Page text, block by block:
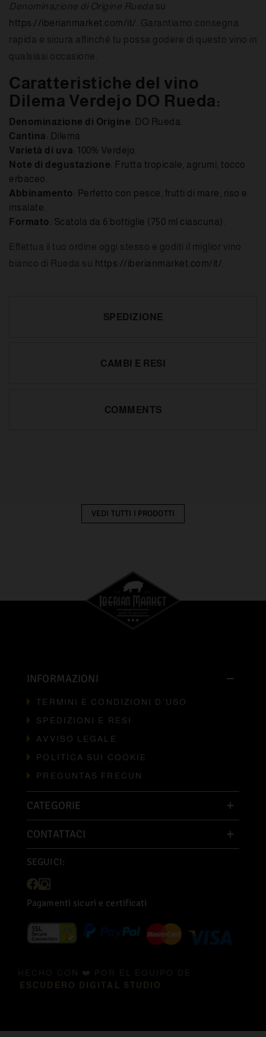
Denominazione di Origine Rueda su
https://iberianmarket.com/it/ . Garantiamo consegna
rapida e sicura affinché tu possa godere di questo vino in
qualsiasi occasione.
Caratteristiche del vino
Dilema Verdejo DO Rueda:
Denominazione di Origine: DO Rueda.
Cantina: Dilema.
Varietà di uva: 100% Verdejo.
Note di degustazione: Frutta tropicale, agrumi, tocco
erbaceo.
Abbinamento: Perfetto con pesce, frutti di mare, riso e
insalate.
Formato: Scatola da 6 bottiglie (750 ml ciascuna).
Effettua il tuo ordine oggi stesso e goditi il miglior vino
bianco di Rueda su https://iberianmarket.com/it/
SPEDIZIONE
CAMBI E RESI
COMMENTS
VEDI TUTTI I PRODOTTI
INFORMAZIONI
TERMINI E CONDIZIONI D'USO
SPEDIZIONI E RESI
AVVISO LEGALE
POLITICA SUI COOKIE
PREGUNTAS FRECUN
CATEGORIE
CONTATTACI
SEGUICI:
Pagamenti sicuri e certificati
ESCUDERO DIGITAL STUDIO